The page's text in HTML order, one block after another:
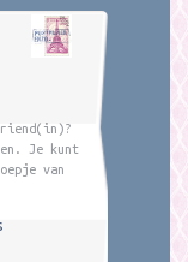
Je kunt
van